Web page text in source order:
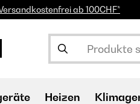
ab 100CHF*
Heizen